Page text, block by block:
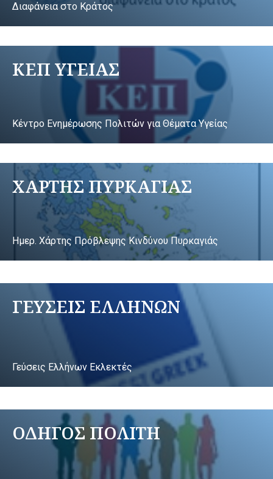
Διαφάνεια στο Κράτος
ΚΕΠ ΥΓΕΙΑΣ
Κέντρο Ενημέρωσης Πολιτών για Θέματα Υγείας
ΧΑΡΤΗΣ ΠΥΡΚΑΓΙΑΣ
Ημερ. Χάρτης Πρόβλεψης Κινδύνου Πυρκαγιάς
ΓΕΥΣΕΙΣ ΕΛΛΗΝΩΝ
Γεύσεις Ελλήνων Εκλεκτές
ΟΔΗΓΟΣ ΠΟΛΙΤΗ